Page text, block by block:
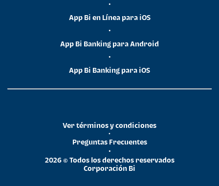
•
App Bi en Línea para iOS
•
App Bi Banking para Android
•
App Bi Banking para iOS
2026 © Todos los derechos reservados
Corporación Bi
•
Preguntas Frecuentes
•
Ver términos y condiciones